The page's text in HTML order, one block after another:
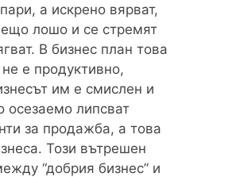
а искрено вярват,
лошо и се стремят
В бизнес план това
е продуктивно,
им е смислен и
осезаемо липсват
за продажба, а това
Този вътрешен
“добрия бизнес” и